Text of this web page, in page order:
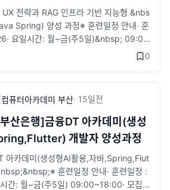
수요 및 직무분석에 기반한 실무형 커리큘
해결형 프로젝트 진행· ​ 금융기관에 특화된
현직 실무자로 강사진 구성· ​ 선도기업의
중심 실무교육 및 현직 개발자 멘토 참여·
기능 구현· ​ 프로젝트 경진대회 실시&nbs
담안내 링크&gt;https://litt.ly/bsgreen
전략과 RAG 인프라 기반 지능형 &nbs
Spring) 양성 과정​※ 훈련일정 안내​· ​훈
요일시간: 월~금(주5일)&nbsp; 09:00
&nbsp;※ 지원자격· 국민내일배움 카드
&nbsp; &nbsp; &nbsp; &nbs
급 : 국가기간전략산업직종 훈련 월 최
련 월 최대 40만원· ​구직촉진수당 : 국취
족수당 최대 40만원)· ​ 1:1 취업지원 서
서/이력서 첨삭·취업세미나·참여 기업 취
′디지털디자인′의 직종 정의 ′스마
비스에 대하여 사용자경험과 니즈를 분석
면설계 등을 하는 직무′를 훈련의 핵심
0
퓨터아카데미 부산· 15일전
산은행]금융DT 아카데미(생성
개발자 양성과정
아카데미(생성형AI활용,자바,Spring,Flut
훈련일정 안내​· ​훈련일정 :
간: 월~금(주5일) 09:00~18:00· 모집정